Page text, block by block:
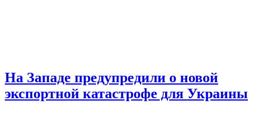
На Западе предупредили о новой
экспортной катастрофе для Украины